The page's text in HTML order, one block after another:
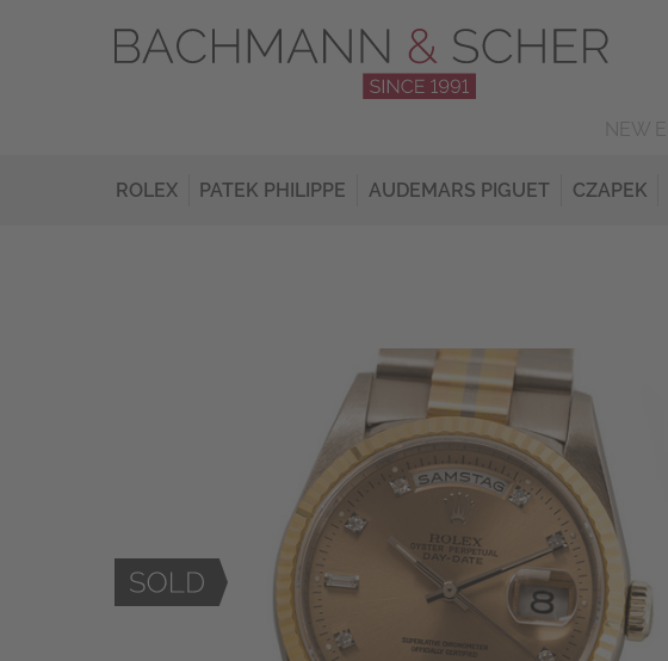
ROLEX PATEK PHILIPPE AUDEMARS PIGUET CZAPEK